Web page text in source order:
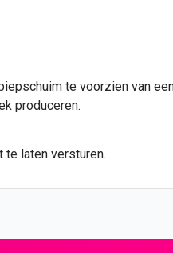
te voorzien van
produceren.
laten versturen.